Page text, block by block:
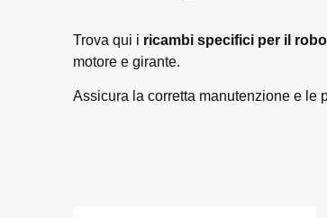
Trova qui i ricambi specifici per il
motore e girante.
Assicura la corretta manutenzione e le